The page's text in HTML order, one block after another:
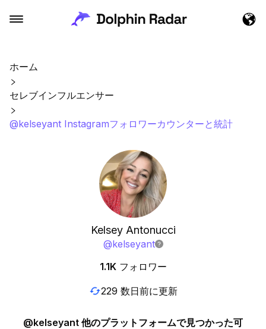
ホーム
セレブインフルエンサー
@kelseyant Instagramフォロワーカウンターと統計
Kelsey Antonucci
@kelseyant
1.1K フォロワー
229 数日前に更新
@kelseyant 他のプラットフォームで見つかった可